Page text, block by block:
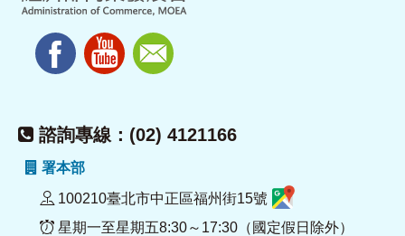
諮詢專線：(02) 4121166
署本部
100210臺北市中正區福州街15號
星期一至星期五8:30～17:30（國定假日除外）